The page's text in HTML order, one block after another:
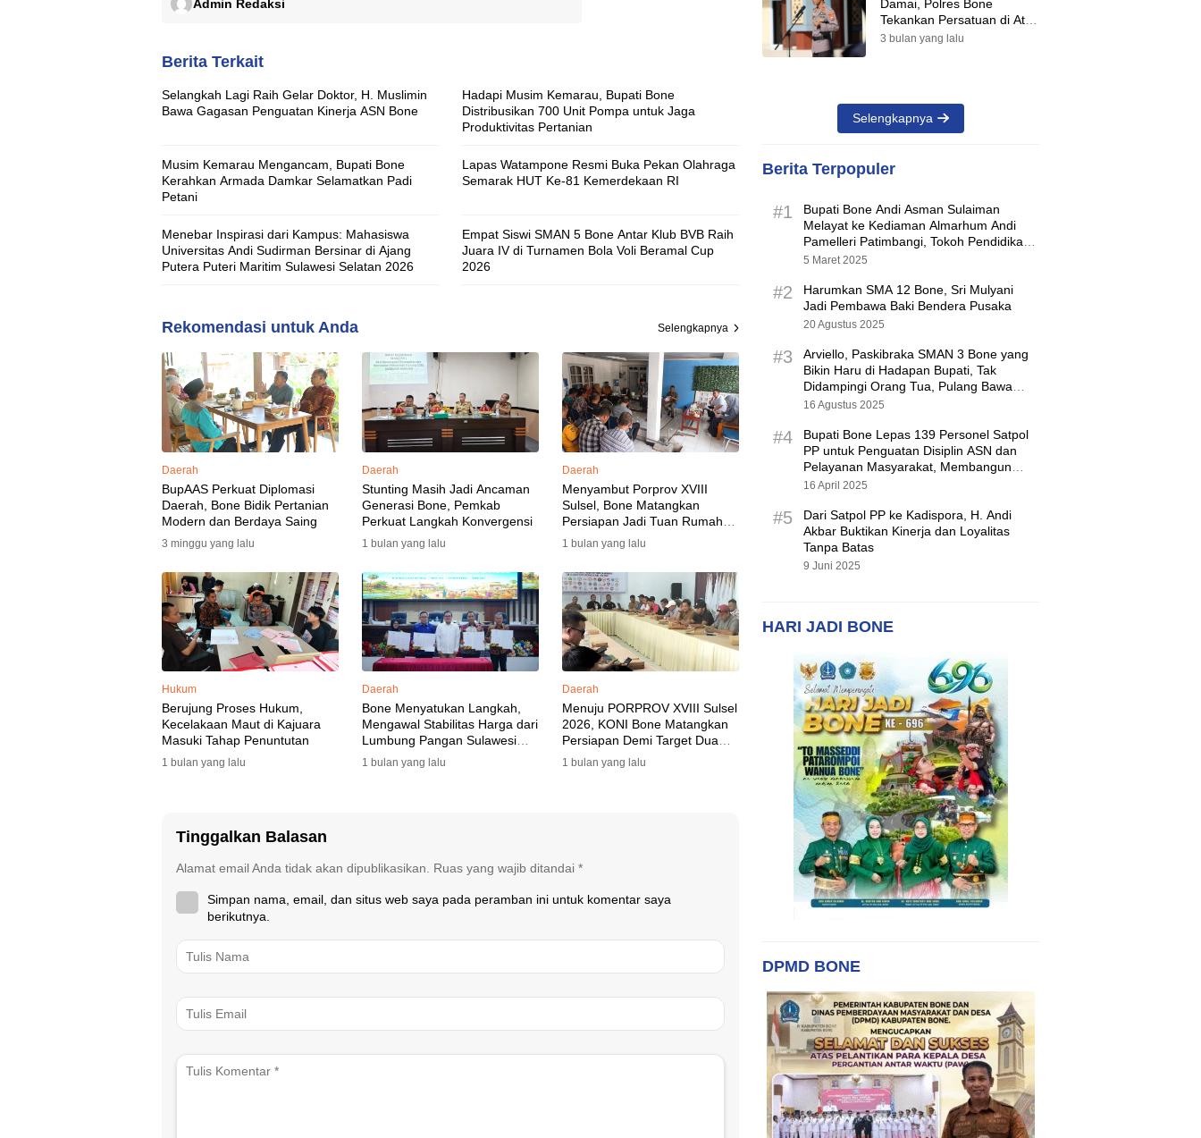
Admin Redaksi
Berita Terkait
Selangkah Lagi Raih Gelar Doktor, H. Muslimin
Bawa Gagasan Penguatan Kinerja ASN Bone
Hadapi Musim Kemarau, Bupati Bone
Distribusikan 700 Unit Pompa untuk Jaga
Produktivitas Pertanian
Musim Kemarau Mengancam, Bupati Bone
Kerahkan Armada Damkar Selamatkan Padi
Petani
Lapas Watampone Resmi Buka Pekan Olahraga
Semarak HUT Ke-81 Kemerdekaan RI
Menebar Inspirasi dari Kampus: Mahasiswa
Universitas Andi Sudirman Bersinar di Ajang
Putera Puteri Maritim Sulawesi Selatan 2026
Empat Siswi SMAN 5 Bone Antar Klub BVB Raih
Juara IV di Turnamen Bola Voli Beramal Cup
2026
Rekomendasi untuk Anda Selengkapnya
Daerah
BupAAS Perkuat Diplomasi
Daerah, Bone Bidik Pertanian
Modern dan Berdaya Saing
3 minggu yang lalu
Daerah
Stunting Masih Jadi Ancaman
Generasi Bone, Pemkab
Perkuat Langkah Konvergensi
1 bulan yang lalu
Daerah
Menyambut Porprov XVIII
Sulsel, Bone Matangkan
Persiapan Jadi Tuan Rumah
yang Berkesan: Wakil Bupati
Perkuat Koordinasi, Dispora
Targetkan Venue dan
Akomodasi Rampung
1 bulan yang lalu
Hukum
Berujung Proses Hukum,
Kecelakaan Maut di Kajuara
Masuki Tahap Penuntutan
1 bulan yang lalu
Daerah
Bone Menyatukan Langkah,
Mengawal Stabilitas Harga dari
Lumbung Pangan Sulawesi
Selatan
1 bulan yang lalu
Daerah
Menuju PORPROV XVIII Sulsel
2026, KONI Bone Matangkan
Persiapan Demi Target Dua
Besar
1 bulan yang lalu
Tinggalkan Balasan
Alamat email Anda tidak akan dipublikasikan. Ruas yang wajib ditandai *
Simpan nama, email, dan situs web saya pada peramban ini untuk komentar saya
berikutnya.
Damai, Polres Bone
Tekankan Persatuan di Atas
Perbedaan Pilihan
3 bulan yang lalu
Selengkapnya
Berita Terpopuler
#1
Bupati Bone Andi Asman Sulaiman
Melayat ke Kediaman Almarhum Andi
Pamelleri Patimbangi, Tokoh Pendidikan
Kabupaten Bone
5 Maret 2025
#2
Harumkan SMA 12 Bone, Sri Mulyani
Jadi Pembawa Baki Bendera Pusaka
20 Agustus 2025
#3
Arviello, Paskibraka SMAN 3 Bone yang
Bikin Haru di Hadapan Bupati, Tak
Didampingi Orang Tua, Pulang Bawa
Hadiah Motor
16 Agustus 2025
#4
Bupati Bone Lepas 139 Personel Satpol
PP untuk Penguatan Disiplin ASN dan
Pelayanan Masyarakat, Membangun
Pemerintahan yang Tertib dan Melayani
16 April 2025
#5
Dari Satpol PP ke Kadispora, H. Andi
Akbar Buktikan Kinerja dan Loyalitas
Tanpa Batas
9 Juni 2025
HARI JADI BONE
DPMD BONE